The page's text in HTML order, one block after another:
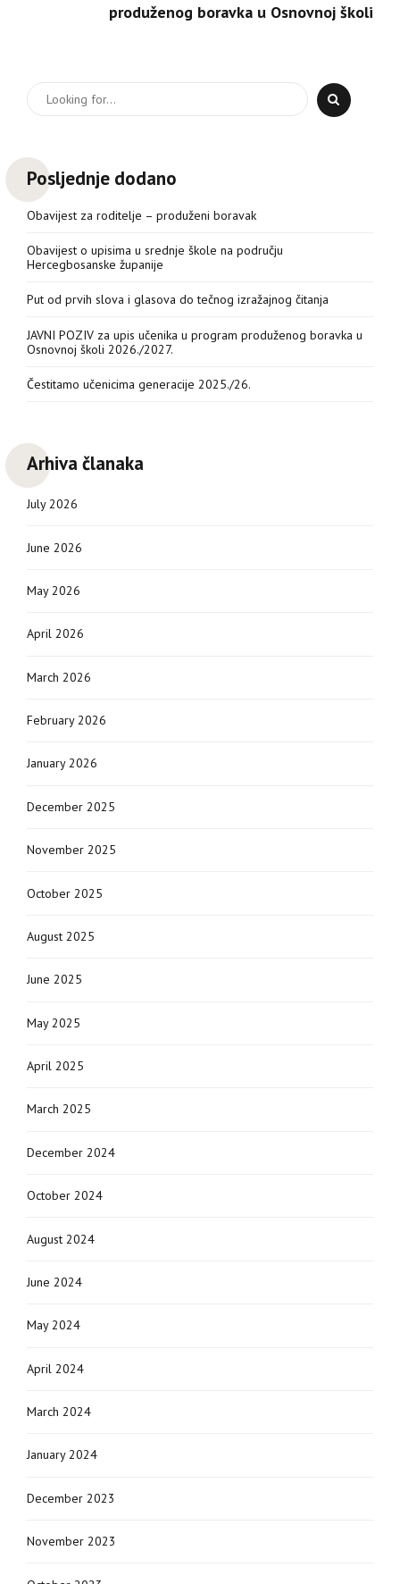
produženog boravka u Osnovnoj školi
Posljednje dodano
Obavijest za roditelje – produženi boravak
Obavijest o upisima u srednje škole na području
Hercegbosanske županije
Put od prvih slova i glasova do tečnog izražajnog čitanja
JAVNI POZIV za upis učenika u program produženog boravka u
Osnovnoj školi 2026./2027.
Čestitamo učenicima generacije 2025./26.
Arhiva članaka
July 2026
June 2026
May 2026
April 2026
March 2026
February 2026
January 2026
December 2025
November 2025
October 2025
August 2025
June 2025
May 2025
April 2025
March 2025
December 2024
October 2024
August 2024
June 2024
May 2024
April 2024
March 2024
January 2024
December 2023
November 2023